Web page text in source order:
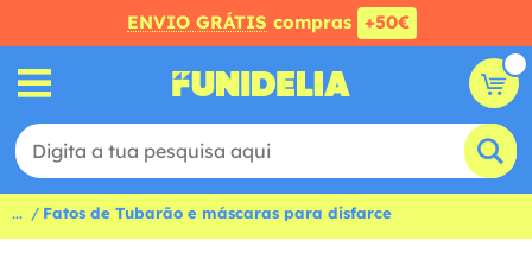
ENVIO GRÁTIS compras +50€
... Fatos de Tubarão e máscaras para disfarce